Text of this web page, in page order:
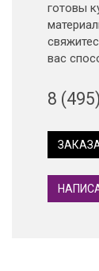
готовы
вас
8